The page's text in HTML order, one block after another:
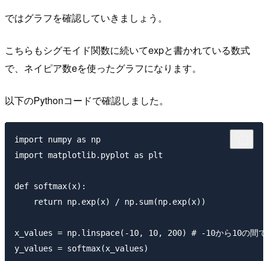
ではグラフを確認していきましょう。
こちらもシグモイド関数に続いてexpと書かれている数式
で、ネイピア数eを使ったグラフになります。
以下のPythonコードで確認しました。
import numpy as np
import matplotlib.pyplot as plt
def softmax(x):
    return np.exp(x) / np.sum(np.exp(x))
x_values = np.linspace(-10, 10, 200) # -10から10の間で等
y_values = softmax(x_values)